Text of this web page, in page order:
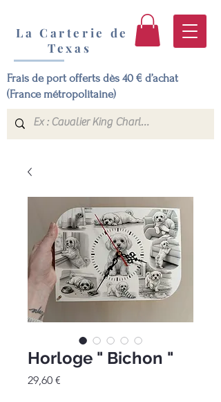
La Carterie de
Texas
Frais de port offerts dès 40 € d’achat
(France métropolitaine)
Horloge " Bichon "
29,60 €